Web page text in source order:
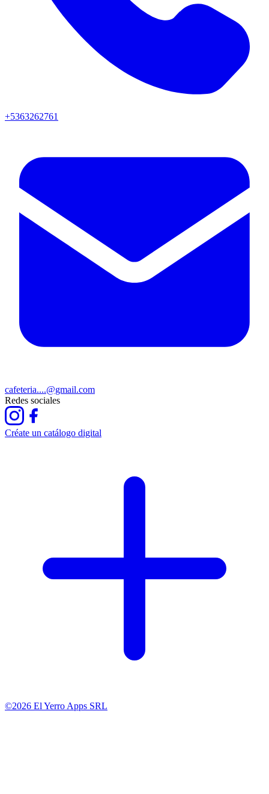
+5363262761
cafeteria....@gmail.com
Redes sociales
Créate un catálogo digital
©2026 El Yerro Apps SRL